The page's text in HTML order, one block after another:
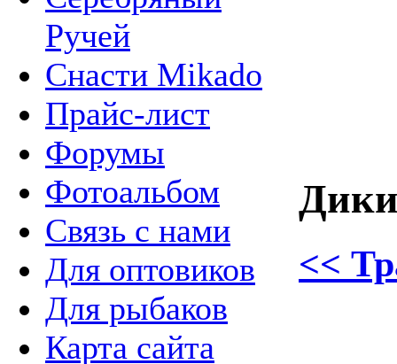
Ручей
Снасти Mikado
Прайс-лист
Форумы
Фотоальбом
Связь с нами
Для оптовиков
Для рыбаков
Карта сайта
<<